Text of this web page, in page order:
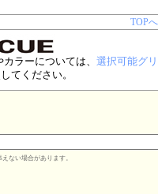
TOPへ
ラーについては、 選択可能グ
てください。
ない場合があります。